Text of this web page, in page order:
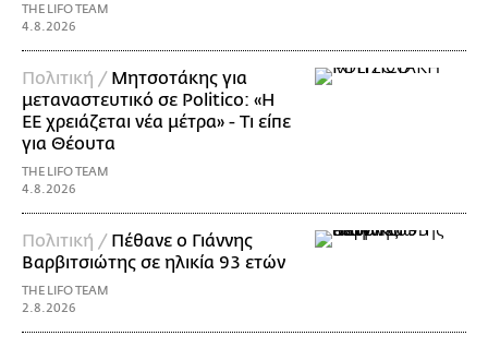
THE LIFO TEAM
4.8.2026
Πολιτική / Μητσοτάκης για
μεταναστευτικό σε Politico: «Η
ΕΕ χρειάζεται νέα μέτρα» - Τι είπε
για Θέουτα
THE LIFO TEAM
4.8.2026
Πολιτική / Πέθανε ο Γιάννης
Βαρβιτσιώτης σε ηλικία 93 ετών
THE LIFO TEAM
2.8.2026